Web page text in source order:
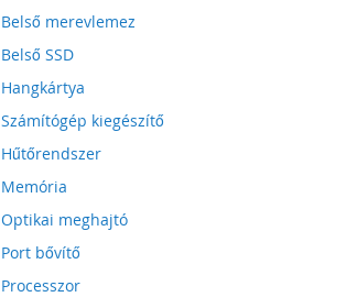
Belső merevlemez
Belső SSD
Hangkártya
Számítógép kiegészítő
Hűtőrendszer
Memória
Optikai meghajtó
Port bővítő
Processzor